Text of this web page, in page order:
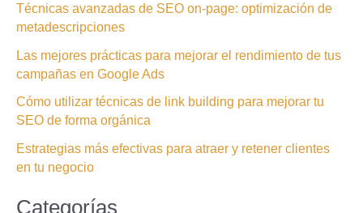
Técnicas avanzadas de SEO on-page: optimización de
metadescripciones
Las mejores prácticas para mejorar el rendimiento de tus
campañas en Google Ads
Cómo utilizar técnicas de link building para mejorar tu
SEO de forma orgánica
Estrategias más efectivas para atraer y retener clientes
en tu negocio
Categorías